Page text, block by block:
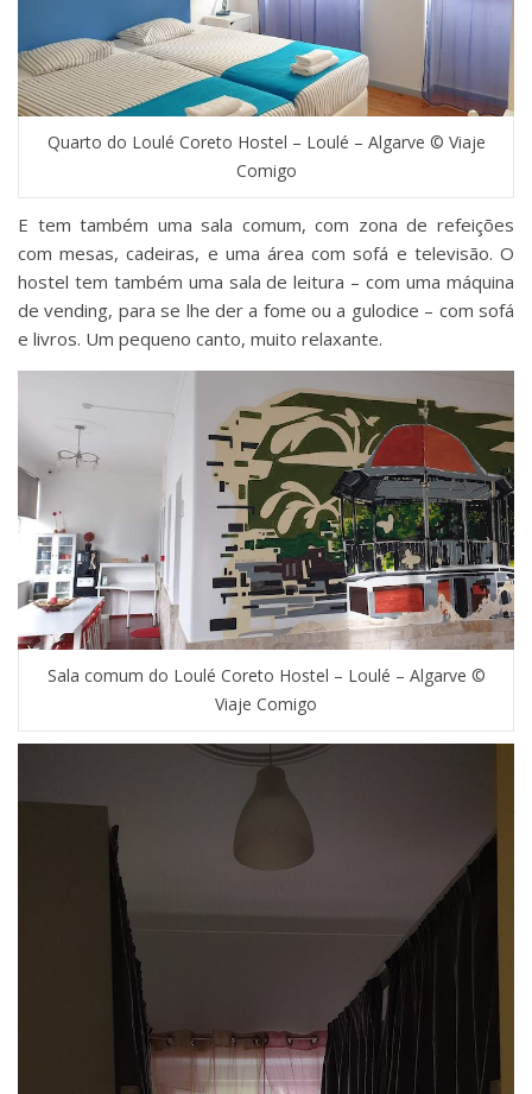
Quarto do Loulé Coreto Hostel – Loulé – Algarve © Viaje
Comigo
E tem também uma sala comum, com zona de refeições
com mesas, cadeiras, e uma área com sofá e televisão. O
hostel tem também uma sala de leitura – com uma máquina
de vending, para se lhe der a fome ou a gulodice – com sofá
e livros. Um pequeno canto, muito relaxante.
Sala comum do Loulé Coreto Hostel – Loulé – Algarve ©
Viaje Comigo